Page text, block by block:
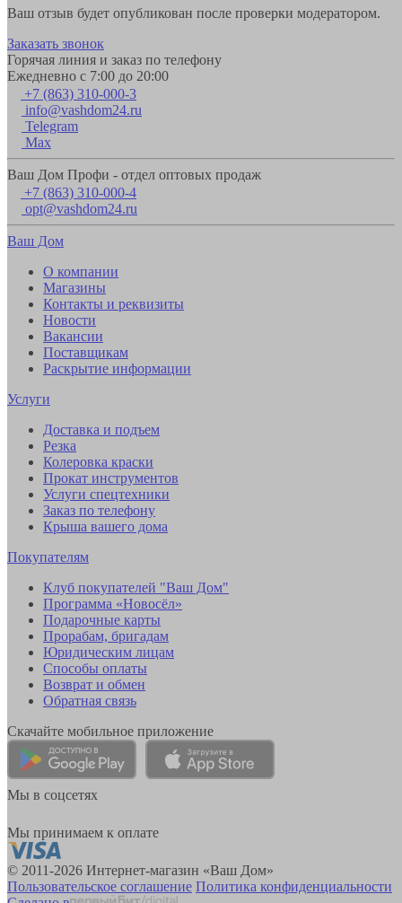
Ваш отзыв будет опубликован после проверки модератором.
Заказать звонок
Горячая линия и заказ по телефону
Ежедневно с 7:00 до 20:00
+7 (863) 310-000-3
info@vashdom24.ru
Telegram
Max
Ваш Дом Профи - отдел оптовых продаж
+7 (863) 310-000-4
opt@vashdom24.ru
Ваш Дом
О компании
Магазины
Контакты и реквизиты
Новости
Вакансии
Поставщикам
Раскрытие информации
Услуги
Доставка и подъем
Резка
Колеровка краски
Прокат инструментов
Услуги спецтехники
Заказ по телефону
Крыша вашего дома
Покупателям
Клуб покупателей "Ваш Дом"
Программа «Новосёл»
Подарочные карты
Прорабам, бригадам
Юридическим лицам
Способы оплаты
Возврат и обмен
Обратная связь
Скачайте мобильное приложение
Мы в соцсетях
Мы принимаем к оплате
© 2011-2026 Интернет-магазин «Ваш Дом»
Пользовательское соглашение Политика конфиденциальности